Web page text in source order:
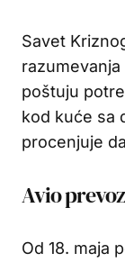
Savet
poštuju
kod kuće sa
procenjuje
Avio prevoz
Od 18. maja